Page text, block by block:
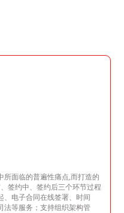
所面临的普遍性痛点,而打造的
签约中、签约后三个环节过程
、电子合同在线签署、时间
法等服务；支持组织架构管